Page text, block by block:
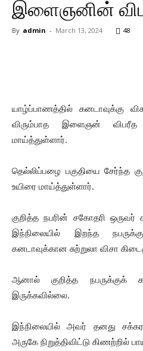
இளைஞனின்
By admin - March 13, 2024 48
யாழ்ப்பாணத்தில் கனடாவுக்கு
விரும்பாத இளைஞன் விபரீத
மாய்த்துள்ளார்.
தெல்லிப்பழை பகுதியை சேர்ந்த
உயிரை மாய்த்துள்ளார்.
குறித்த நபரின் சகோதரி ஒருவர்
இந்நிலையில் இறந்த
கனடாவுக்கான சுற்றுலா விசா
ஆனால் குறித்த நபருக்குக்
இருக்கவில்லை.
இந்நிலையில் அவர் தனது சக்கர
அருகே நிறுத்திவிட்டு கிணற்றில்